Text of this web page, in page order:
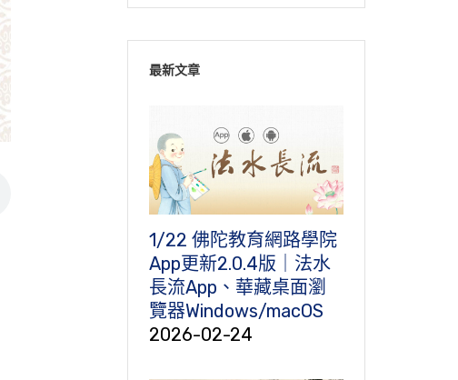
最新文章
1/22 佛陀教育網路學院
App更新2.0.4版｜法水
長流App、華藏桌面瀏
覽器Windows/macOS
2026-02-24